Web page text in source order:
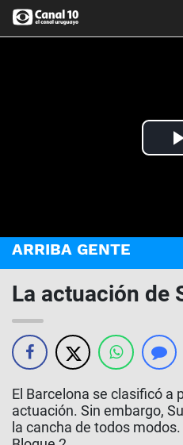
ARRIBA GENTE
La actuación de
El Barcelona se clasificó a
actuación. Sin embargo,
la cancha de todos